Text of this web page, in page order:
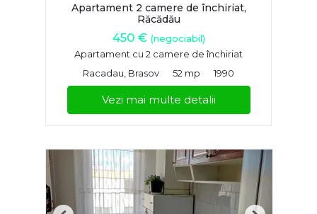
Apartament 2 camere de închiriat,
Răcădău
450 € (negociabil)
Apartament cu 2 camere de închiriat
Racadau, Brasov
52 mp 1990
Vezi mai multe detalii